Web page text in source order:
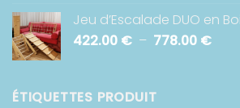
à
Jeu d’Escalade DUO en
422.00 € – 778.00 €Plage
ÉTIQUETTES PRODUIT